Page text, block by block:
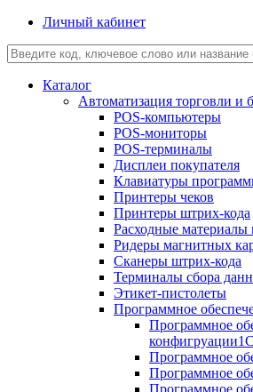
Личный кабинет
Каталог
Автоматизация торговли и
POS-компьютеры
POS-мониторы
POS-терминалы
Дисплеи покупателя
Клавиатуры
Принтеры чеков
Принтеры штрих-кода
Расходные
Ридеры магнитных
Сканеры штрих-кода
Терминалы сбора
Этикет-пистолеты
Программное
Программное
конфигруации1С
Программное
Программное
Программное